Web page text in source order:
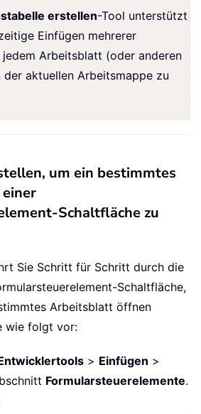
erstellen-Tool unterstützt
Einfügen mehrerer
Arbeitsblatt (oder anderen
aktuellen Arbeitsmappe zu
um ein bestimmtes
Schaltfläche zu
Sie Schritt für Schritt durch die
Schaltfläche,
Arbeitsblatt öffnen
wie folgt vor:
> Einfügen >
Formularsteuerelemente.